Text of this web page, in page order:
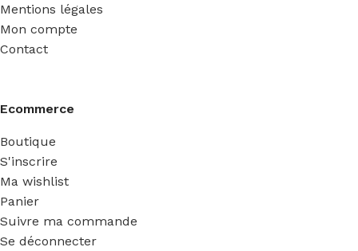
Mentions légales
Mon compte
Contact
Ecommerce
Boutique
S'inscrire
Ma wishlist
Panier
Suivre ma commande
Se déconnecter